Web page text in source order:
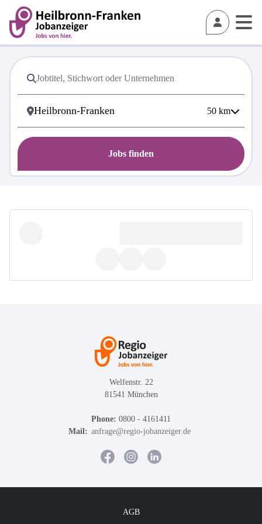
50 km
Jobs finden
Welfenstr. 22
81541 München
Phone: 0800 - 4161411
Mail: anfrage@regio-jobanzeiger.de
AGB